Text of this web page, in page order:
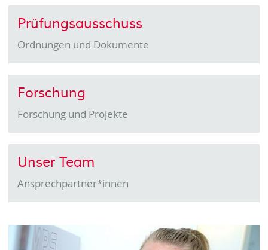
Prüfungsausschuss
Ordnungen und Dokumente
Forschung
Forschung und Projekte
Unser Team
Ansprechpartner*innen